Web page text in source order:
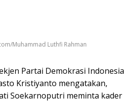
Muhammad Luthfi Rahman
Partai Demokrasi Indonesia
Kristiyanto mengatakan,
Soekarnoputri meminta kader